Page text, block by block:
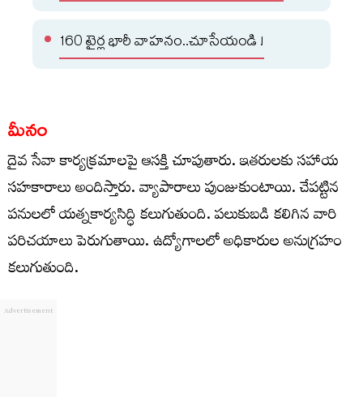
160 టైర్ల భారీ వాహనం..చూసేయండి !
మీనం
దైవ సేవా కార్యక్రమాలపై ఆసక్తి చూపుతారు. ఇతరులకు సహాయ
సహకారాలు అందిస్తారు. వ్యాపారాలు పుంజుకుంటాయి. చేపట్టిన
పనులలో యత్నకార్యసిద్ధి కలుగుతుంది. పలుకుబడి కలిగిన వారి
పరిచయాలు పెరుగుతాయి. ఉద్యోగాలలో అధికారుల అనుగ్రహం
కలుగుతుంది.